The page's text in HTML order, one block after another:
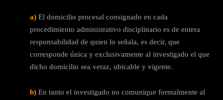
a) El domicilio procesal consignado en cada
procedimiento administrativo disciplinario es de entera
responsabilidad de quien lo señala, es decir, que
corresponde única y exclusivamente al investigado el que
dicho domicilio sea veraz, ubicable y vigente.
b) En tanto el investigado no comunique formalmente al